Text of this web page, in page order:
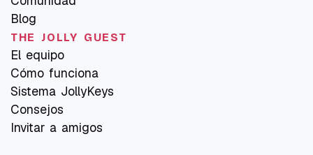
Blog
THE JOLLY GUEST
El equipo
Cómo funciona
Sistema JollyKeys
Consejos
Invitar a amigos